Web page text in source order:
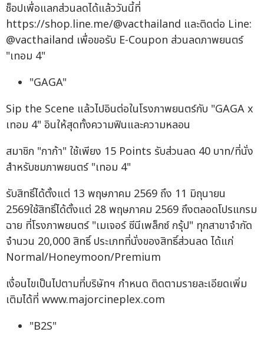
ช็อปเพื่อแลกส่วนลดได้แล้ววันนี้ที่
https://shop.line.me/@vacthailand และติดต่อ Line:
@vacthailand เพื่อขอรับ E-Coupon ส่วนลดภาพยนตร์
"เทอม 4"
"GAGA"
Sip the Scene แล้วไปอินต่อในโรงภาพยนตร์กับ "GAGA x
เทอม 4" อินให้สุดทั้งความฟินและความหลอน
สมาชิก "กาก้า" ใช้เพียง 15 Points รับส่วนลด 40 บาท/ที่นั่ง
สำหรับชมภาพยนตร์ "เทอม 4"
รับสิทธิ์ได้ตั้งแต่ 13 พฤษภาคม 2569 ถึง 11 มิถุนายน
2569ใช้สิทธิ์ได้ตั้งแต่ 28 พฤษภาคม 2569 ถึงตลอดโปรแกรม
ฉาย ที่โรงภาพยนตร์ "เมเจอร์ ซีนีเพล็กซ์ กรุ้ป" ทุกสาขาจำกัด
จำนวน 20,000 สิทธิ์ ประเภทที่นั่งของสิทธิ์ส่วนลด ได้แก่
Normal/Honeymoon/Premium
เงื่อนไขเป็นไปตามที่บริษัทฯ กำหนด ติดตามรายละเอียดเพิ่ม
เติมได้ที่ www.majorcineplex.com
"B2S"